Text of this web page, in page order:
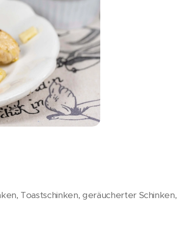
Toastschinken, geräucherter Schinken,